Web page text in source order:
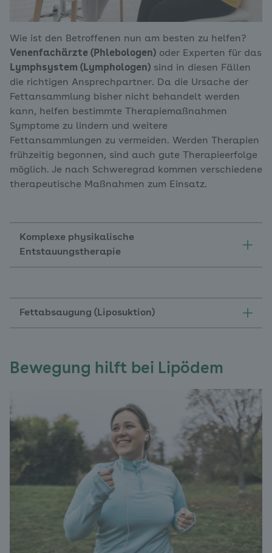
Wie ist den Betroffenen nun am besten zu helfen?
Venenfachärzte (Phlebologen) oder Experten für das
Lymphsystem (Lymphologen) sind in diesen Fällen
die richtigen Ansprechpartner. Da die Ursache der
Fettansammlung bisher nicht behandelt werden
kann, helfen bestimmte Therapiemaßnahmen
Symptome zu lindern und weitere
Fettansammlungen zu vermeiden. Werden Therapien
frühzeitig begonnen, sind auch gute Therapieerfolge
möglich. Je nach Schweregrad kommen verschiedene
therapeutische Maßnahmen zum Einsatz.
Komplexe physikalische
Entstauungstherapie
Fettabsaugung (Liposuktion)
Bewegung hilft bei Lipödem